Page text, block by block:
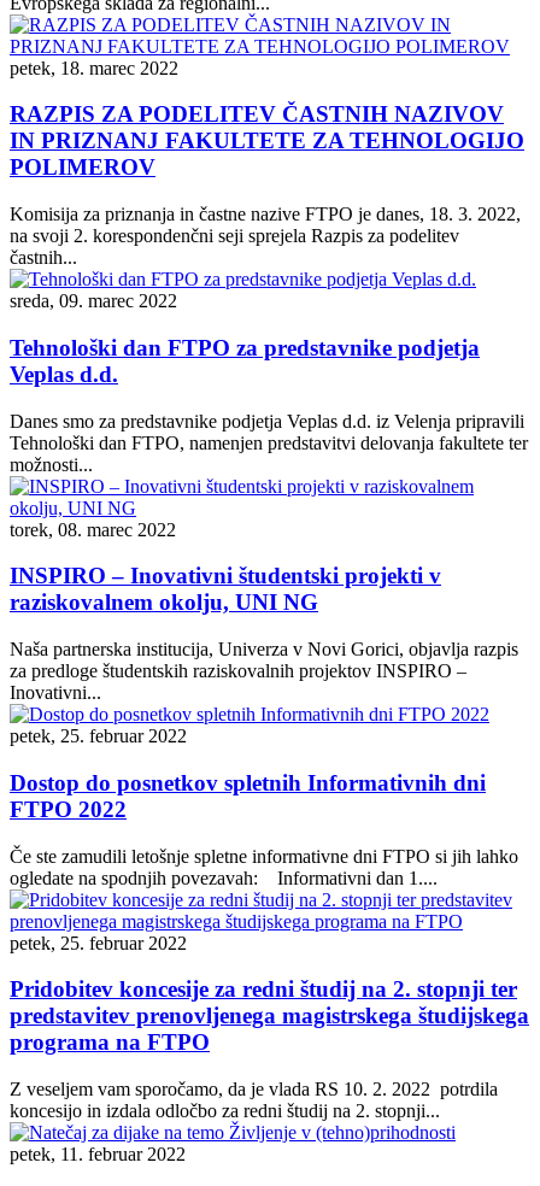
petek, 18. marec 2022
RAZPIS ZA PODELITEV ČASTNIH NAZIVOV
IN PRIZNANJ FAKULTETE ZA TEHNOLOGIJO
POLIMEROV
Komisija za priznanja in častne nazive FTPO je danes, 18. 3. 2022,
na svoji 2. korespondenčni seji sprejela Razpis za podelitev
častnih...
sreda, 09. marec 2022
Tehnološki dan FTPO za predstavnike podjetja
Veplas d.d.
Danes smo za predstavnike podjetja Veplas d.d. iz Velenja pripravili
Tehnološki dan FTPO, namenjen predstavitvi delovanja fakultete ter
možnosti...
torek, 08. marec 2022
INSPIRO – Inovativni študentski projekti v
raziskovalnem okolju, UNI NG
Naša partnerska institucija, Univerza v Novi Gorici, objavlja razpis
za predloge študentskih raziskovalnih projektov INSPIRO –
Inovativni...
petek, 25. februar 2022
Dostop do posnetkov spletnih Informativnih dni
FTPO 2022
Če ste zamudili letošnje spletne informativne dni FTPO si jih lahko
ogledate na spodnjih povezavah: Informativni dan 1....
petek, 25. februar 2022
Pridobitev koncesije za redni študij na 2. stopnji ter
predstavitev prenovljenega magistrskega študijskega
programa na FTPO
Z veseljem vam sporočamo, da je vlada RS 10. 2. 2022 potrdila
koncesijo in izdala odločbo za redni študij na 2. stopnji...
petek, 11. februar 2022